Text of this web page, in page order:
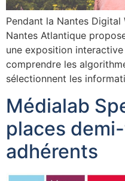
Pendant la Nantes Digital
Nantes Atlantique
une exposition
comprendre les
sélectionnent les
Médialab
places
adhérents